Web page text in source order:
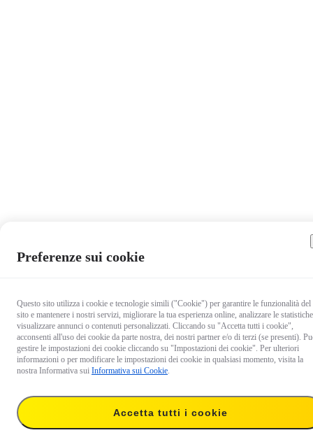
23,99 €
Preferenze sui cookie
Questo sito utilizza i cookie e tecnologie simili ("Cookie") per garantire le funzionalità del
sito e mantenere i nostri servizi, migliorare la tua esperienza online, analizzare le
visualizzare annunci o contenuti personalizzati. Cliccando su "Accetta tutti i cookie",
acconsenti all'uso dei cookie da parte nostra, dei nostri partner e/o di terzi (se presenti).
gestire le impostazioni dei cookie cliccando su "Impostazioni dei cookie". Per ulteriori
informazioni o per modificare le impostazioni dei cookie in qualsiasi momento, visita la
nostra Informativa sui Informativa sui Cookie.
Accetta tutti i cookie